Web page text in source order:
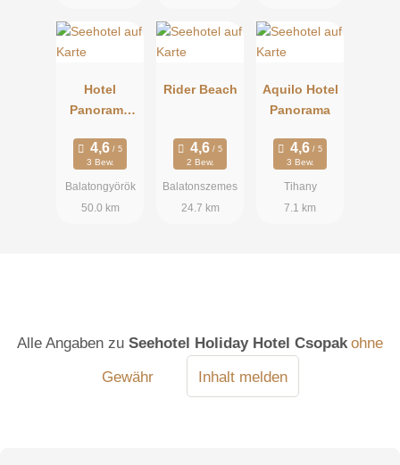
Hotel
Panorama
ök
3 Bew.
Balatongyörök
50.0 km
Rider Beach
2 Bew.
Balatonszemes
24.7 km
Aquilo Hotel
Panorama
3 Bew.
Tihany
7.1 km
Alle Angaben zu Seehotel Holiday Hotel Csopak ohne
Gewähr
Inhalt melden